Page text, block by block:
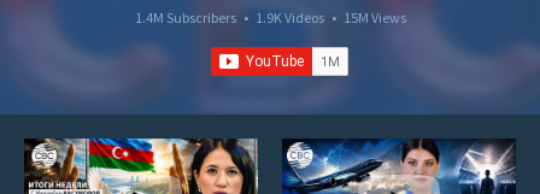
1.4M Subscribers • 1.9K Videos • 15M Views